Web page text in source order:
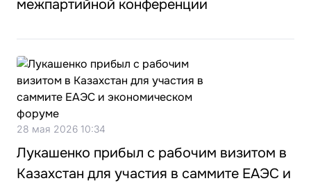
межпартийной конференции
28 мая 2026 10:34
Лукашенко прибыл с рабочим визитом в
Казахстан для участия в саммите ЕАЭС и